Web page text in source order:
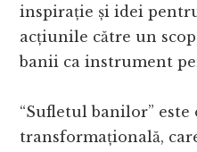
inspirație și idei
acțiunile către un
banii ca instrument
“Sufletul banilor”
transformațională,